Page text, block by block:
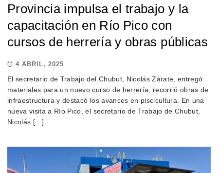
Provincia impulsa el trabajo y la
capacitación en Río Pico con
cursos de herrería y obras públicas
4 ABRIL, 2025
El secretario de Trabajo del Chubut, Nicolás Zárate, entregó
materiales para un nuevo curso de herrería, recorrió obras de
infraestructura y destacó los avances en piscicultura. En una
nueva visita a Río Pico, el secretario de Trabajo de Chubut,
Nicolás […]